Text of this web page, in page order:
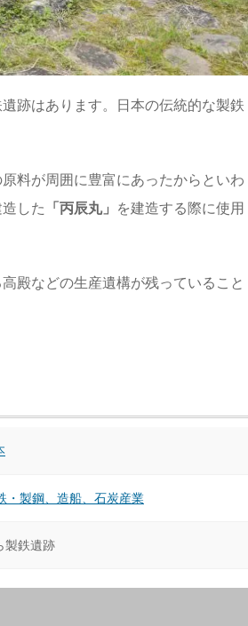
跡はあります。日本の伝統的な製鉄
料が周囲に豊富にあったからといわ
した 「丙辰丸」
を建造する際に使用
殿などの生産遺構が残っていること
・製鋼、造船、石炭産業
製鉄遺跡